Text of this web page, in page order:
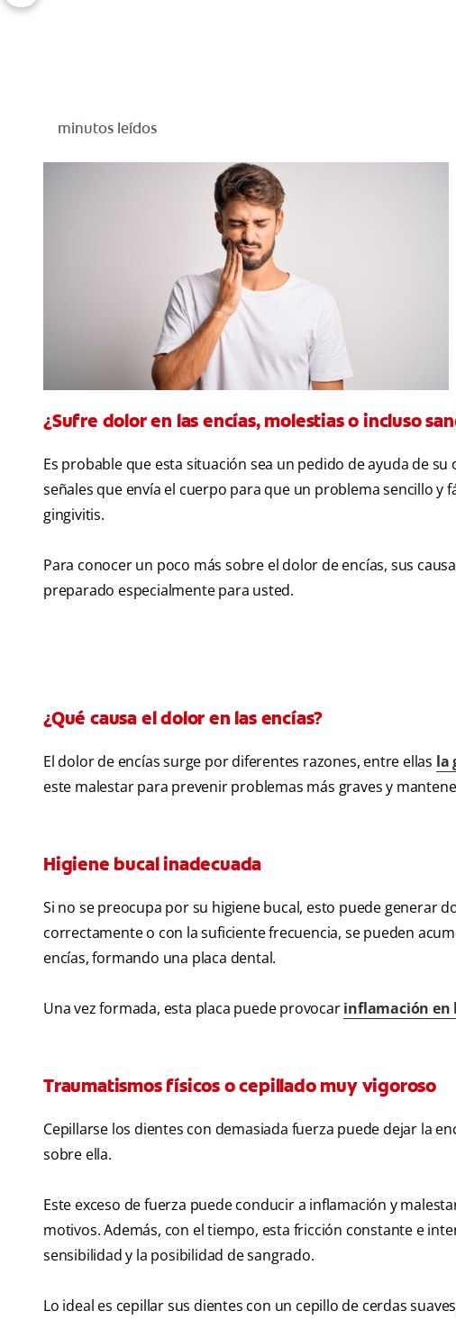
minutos leídos
¿Sufre dolor en las encías, molestias o incluso
Es probable que esta situación sea un pedido de ayuda de
señales que envía el cuerpo para que un problema sencillo y
gingivitis.
Para conocer un poco más sobre el dolor de encías, sus
preparado especialmente para usted.
¿Qué causa el dolor en las encías?
El dolor de encías surge por diferentes razones, entre ellas la
este malestar para prevenir problemas más graves y
Higiene bucal inadecuada
Si no se preocupa por su higiene bucal, esto puede generar
correctamente o con la suficiente frecuencia, se pueden
encías, formando una placa dental.
Una vez formada, esta placa puede provocarinflamación en
Traumatismos físicos o cepillado muy vigoroso
Cepillarse los dientes con demasiada fuerza puede dejar la
sobre ella.
Este exceso de fuerza puede conducir a inflamación y
motivos. Además, con el tiempo, esta fricción constante e
sensibilidad y la posibilidad de sangrado.
Lo ideal es cepillar sus dientes con un cepillo de cerdas